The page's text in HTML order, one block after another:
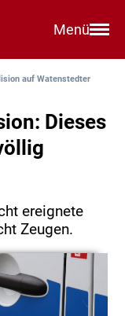
Menü
auf Watenstedter
Dieses
ereignete
Zeugen.